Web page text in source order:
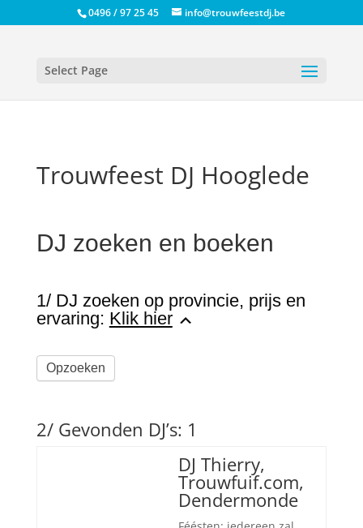
0496 / 97 25 45 info@trouwfeestdj.be
Select Page
Trouwfeest DJ Hooglede
DJ zoeken en boeken
1/ DJ zoeken op provincie, prijs en
ervaring: Klik hier
Opzoeken
2/ Gevonden DJ’s: 1
DJ Thierry,
Trouwfuif.com,
Dendermonde